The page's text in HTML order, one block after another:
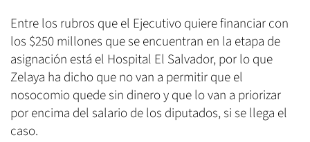
Entre los rubros que el Ejecutivo quiere financiar con
los $250 millones que se encuentran en la etapa de
asignación está el Hospital El Salvador, por lo que
Zelaya ha dicho que no van a permitir que el
nosocomio quede sin dinero y que lo van a priorizar
por encima del salario de los diputados, si se llega el
caso.